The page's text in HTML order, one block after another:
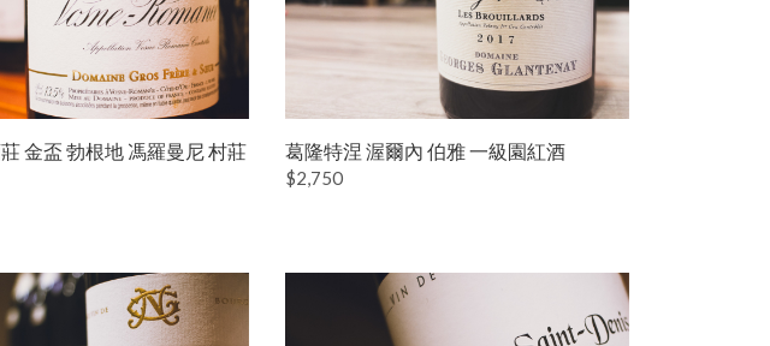
金盃 勃根地 馮羅曼尼 村莊
葛隆特涅 渥爾內 伯雅 一級園紅酒
$2,750